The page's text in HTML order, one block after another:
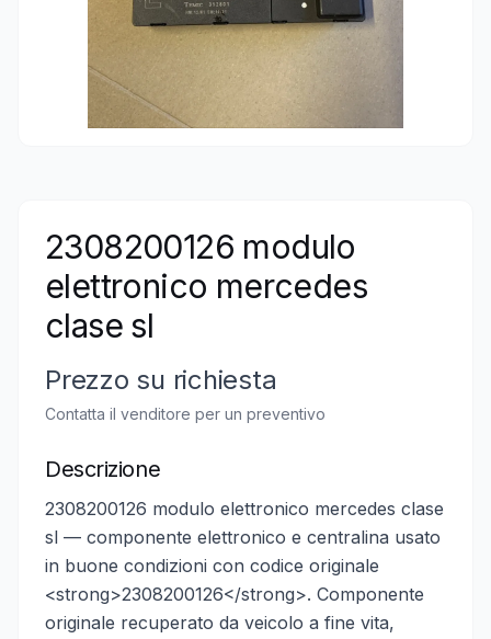
2308200126 modulo
elettronico mercedes
clase sl
Prezzo su richiesta
Contatta il venditore per un preventivo
Descrizione
2308200126 modulo elettronico mercedes clase
sl — componente elettronico e centralina usato
in buone condizioni con codice originale
<strong>2308200126</strong>. Componente
originale recuperato da veicolo a fine vita,